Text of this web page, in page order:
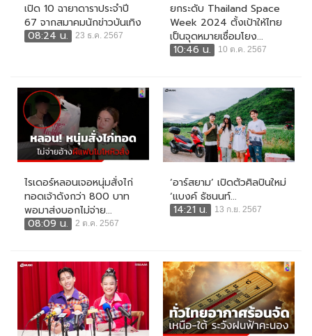
เปิด 10 ฉายาดาราประจำปี
67 จากสมาคมนักข่าวบันเทิง
08:24 น.
23 ธ.ค. 2567
ยกระดับ Thailand Space
Week 2024 ตั้งเป้าให้ไทย
เป็นจุดหมายเชื่อมโยง...
10:46 น.
10 ต.ค. 2567
ไรเดอร์หลอนเจอหนุ่มสั่งไก่
ทอดเจ้าดังกว่า 800 บาท
พอมาส่งบอกไม่จ่าย...
08:09 น.
2 ต.ค. 2567
‘อาร์สยาม’ เปิดตัวศิลปินใหม่
‘แบงค์ ธัชนนท์...
14:21 น.
13 ก.ย. 2567